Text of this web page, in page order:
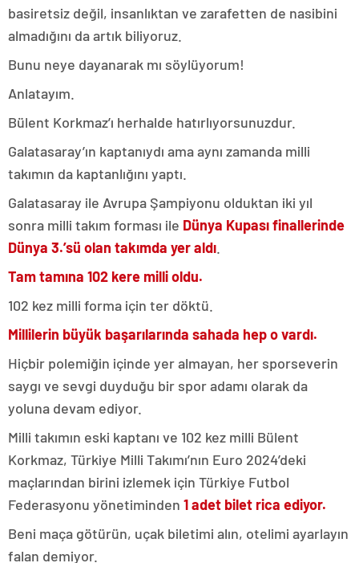
basiretsiz değil, insanlıktan ve zarafetten de nasibini
almadığını da artık biliyoruz.
Bunu neye dayanarak mı söylüyorum!
Anlatayım.
Bülent Korkmaz’ı herhalde hatırlıyorsunuzdur.
Galatasaray’ın kaptanıydı ama aynı zamanda milli
takımın da kaptanlığını yaptı.
Galatasaray ile Avrupa Şampiyonu olduktan iki yıl
sonra milli takım forması ile Dünya Kupası finallerinde
Dünya 3.’sü olan takımda yer aldı
Tam tamına 102 kere milli oldu.
102 kez milli forma için ter döktü.
Millilerin büyük başarılarında sahada hep o vardı.
Hiçbir polemiğin içinde yer almayan, her sporseverin
saygı ve sevgi duyduğu bir spor adamı olarak da
yoluna devam ediyor.
Milli takımın eski kaptanı ve 102 kez milli Bülent
Korkmaz, Türkiye Milli Takımı’nın Euro 2024’deki
maçlarından birini izlemek için Türkiye Futbol
Federasyonu yönetiminden 1 adet bilet rica ediyor.
Beni maça götürün, uçak biletimi alın, otelimi ayarlayın
falan demiyor.